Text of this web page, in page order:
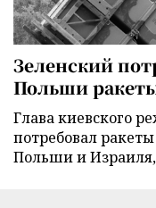
Зеленский
Польши
Глава киевского
потребовал
Польши и